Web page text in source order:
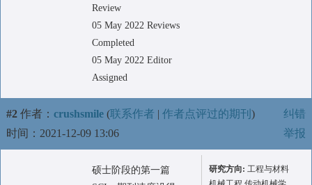
Review
05 May 2022 Reviews
Completed
05 May 2022 Editor
Assigned
#2 作者： crushsmile (联系作者 | 作者点评过的期刊 )
时间：2021-12-09 13:06
纠错
举报
硕士阶段的第一篇
研究方向: 工程与材料